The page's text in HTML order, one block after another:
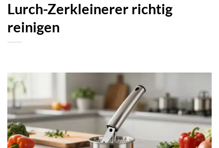
Lurch-Zerkleinerer richtig
reinigen